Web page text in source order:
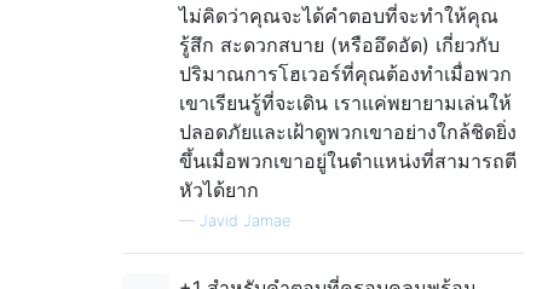
ไม่คิดว่าคุณจะได้คำตอบที่จะทำให้คุณ
รู้สึก สะดวกสบาย (หรืออึดอัด) เกี่ยวกับ
ปริมาณการโฮเวอร์ที่คุณต้องทำเมื่อพวก
เขาเรียนรู้ที่จะเดิน เราแค่พยายามเล่นให้
ปลอดภัยและเฝ้าดูพวกเขาอย่างใกล้ชิดยิ่ง
ขึ้นเมื่อพวกเขาอยู่ในตำแหน่งที่สามารถตี
หัวได้ยาก
— Javid Jamae